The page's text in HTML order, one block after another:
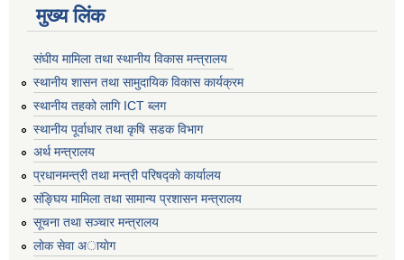
मुख्य लिंक
संघीय मामिला तथा स्थानीय विकास मन्त्रालय
स्थानीय शासन तथा सामुदायिक विकास कार्यक्रम
स्थानीय तहको लागि ICT ब्लग
स्थानीय पूर्वाधार तथा कृषि सडक विभाग
अर्थ मन्त्रालय
प्रधानमन्त्री तथा मन्त्री परिषद्काे कार्यालय
संङ्घिय मामिला तथा सामान्य प्रशासन मन्त्रालय
सूचना तथा सञ्चार मन्त्रालय
लाेक सेवा अायाेग